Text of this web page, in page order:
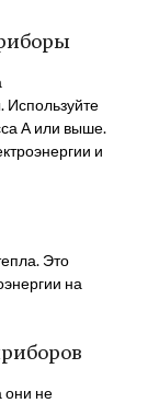
А или выше.
и
Это
на
они не